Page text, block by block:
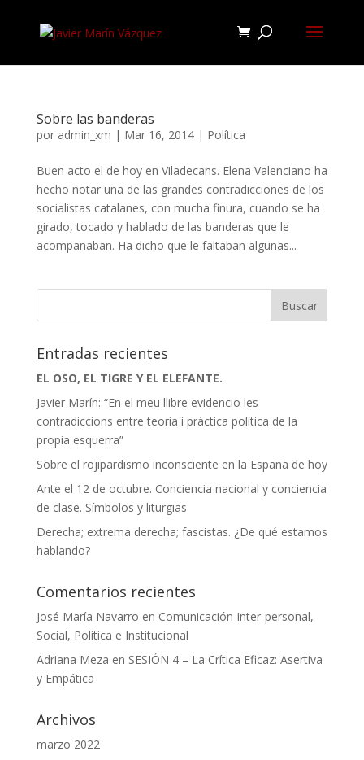
Sobre las banderas
por admin_xm | Mar 16, 2014| Política
Buen acto el de hoy en Viladecans. Elena Valenciano ha
hecho notar una de las grandes contradicciones de los
socialistas catalanes, con mucha finura, cuando se ha
girado, tocado y hablado de las banderas que le
acompañaban. Ha dicho que le faltaban algunas...
Entradas recientes
EL OSO, EL TIGRE Y EL ELEFANTE.
Javier Marín: “En el meu llibre evidencio les
contradiccions entre teoria i pràctica política de la
propia esquerra”
Sobre el rojipardismo inconsciente en la España de hoy
Ante el 12 de octubre. Conciencia nacional y conciencia
de clase. Símbolos y liturgias
Derecha; extrema derecha; fascistas. ¿De qué estamos
hablando?
Comentarios recientes
José María Navarro en Comunicación Inter-personal,
Social, Política e Institucional
Adriana Meza en SESIÓN 4 – La Crítica Eficaz: Asertiva
y Empática
Archivos
marzo 2022